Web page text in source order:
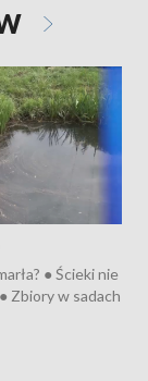
● Ścieki nie
Zbiory w sadach